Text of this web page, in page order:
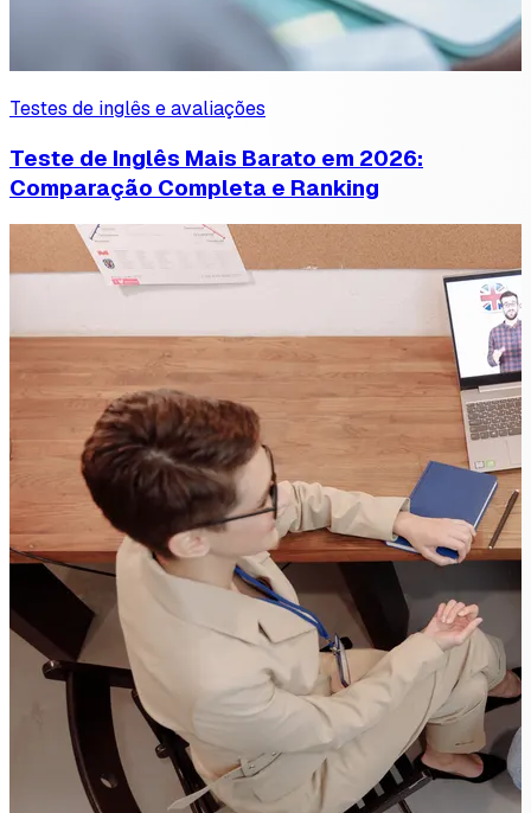
Testes de inglês e avaliações
Teste de Inglês Mais Barato em 2026:
Comparação Completa e Ranking